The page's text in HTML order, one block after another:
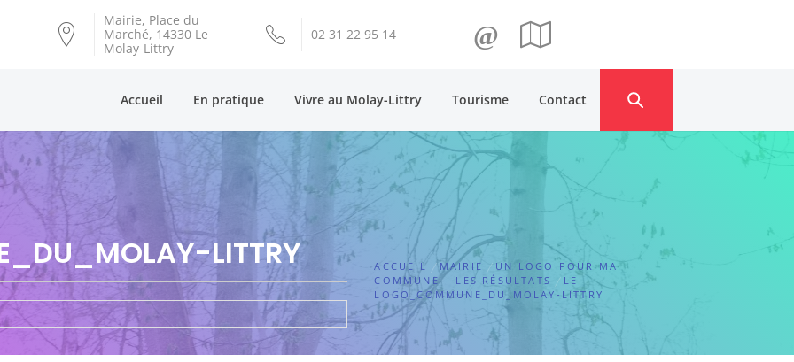
Mairie, Place du
Marché, 14330 Le
Molay-Littry
02 31 22 95 14 @
Accueil En pratique Vivre au Molay-Littry Tourisme Contact
LITTRY ACCUEIL MAIRIE
UN LOGO POUR MA
COMMUNE – LES RÉSULTATS
LE
LOGO_COMMUNE_DU_MOLAY-LITTRY